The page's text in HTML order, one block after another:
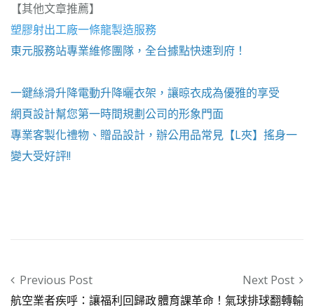
【其他文章推薦】
塑膠射出工廠一條龍製造服務
東元服務站專業維修團隊，全台據點快速到府！
一鍵絲滑升降電動升降曬衣架 ，讓晾衣成為優雅的享受
網頁設計幫您第一時間規劃公司的形象門面
專業客製化禮物、贈品設計，辦公用品常見【L夾】搖身一
變大受好評!!
Post navigation
Previous Post
航空業者疾呼：讓福利回歸政
Next Post
體育課革命！氣球排球翻轉輸